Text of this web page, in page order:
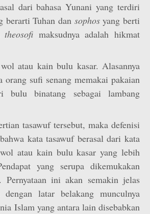
dari bahasa Yunani yang terdiri
berarti Tuhan dan sophosyang berti
theosofi maksudnya adalah hikmat
atau kain bulu kasar. Alasannya
orang sufi senang memakai pakaian
bulu binatang sebagai lambang
tasawuf tersebut, maka defenisi
kata tasawuf berasal dari kata
atau kain bulu kasar yang lebih
yang serupa dikemukakan
Pernyataan ini akan semakin jelas
latar belakang munculnya
Islam yang antara lain disebabkan